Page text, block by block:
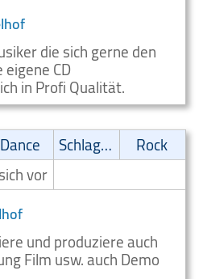
die sich gerne den
CD
in Profi Qualität.
Dance Schlager
Rock
vor
und produziere auch
Film usw. auch Demo